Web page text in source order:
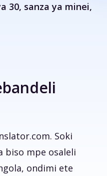
30, sanza ya minei,
Soki
biso mpe osaleli
ondimi ete